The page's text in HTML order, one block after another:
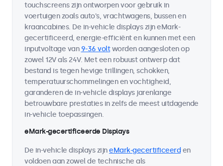
touchscreens zijn ontworpen voor gebruik in
voertuigen zoals auto's, vrachtwagens, bussen en
kraancabines. De in-vehicle displays zijn eMark-
gecertificeerd, energie-efficiënt en kunnen met een
inputvoltage van 9-36 voltworden aangesloten op
zowel 12V als 24V. Met een robuust ontwerp dat
bestand is tegen hevige trillingen, schokken,
temperatuurschommelingen en vochtigheid,
garanderen de in-vehicle displays jarenlange
betrouwbare prestaties in zelfs de meest uitdagende
in-vehicle toepassingen.
eMark-gecertificeerde Displays
De in-vehicle displays zijneMark-gecertificeerd en
voldoen aan zowel de technische als